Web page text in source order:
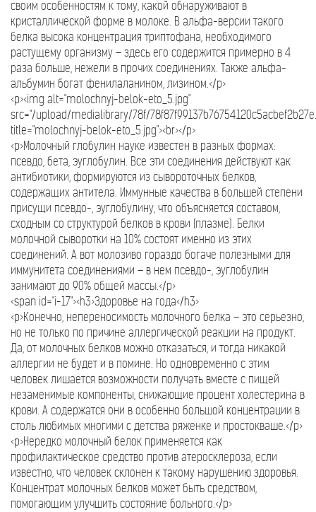
своим особенностям к тому, какой обнаруживают в
кристаллической форме в молоке. В альфа-версии такого
белка высока концентрация триптофана, необходимого
растущему организму – здесь его содержится примерно в 4
раза больше, нежели в прочих соединениях. Также альфа-
альбумин богат фенилаланином, лизином.</p>
<p><img alt="molochnyj-belok-eto_5.jpg"
src="/upload/medialibrary/78f/
title="molochnyj-belok-eto_5.jpg"><br></p>
<p>Молочный глобулин науке известен в разных формах:
псевдо, бета, эуглобулин. Все эти соединения действуют как
антибиотики, формируются из сывороточных белков,
содержащих антитела. Иммунные качества в большей степени
присущи псевдо-, эуглобулину, что объясняется составом,
сходным со структурой белков в крови (плазме). Белки
молочной сыворотки на 10% состоят именно из этих
соединений. А вот молозиво гораздо богаче полезными для
иммунитета соединениями – в нем псевдо-, эуглобулин
занимают до 90% общей массы.</p>
<span id="i-17"><h3>Здоровье на года</h3>
<p>Конечно, непереносимость молочного белка – это серьезно,
но не только по причине аллергической реакции на продукт.
Да, от молочных белков можно отказаться, и тогда никакой
аллергии не будет и в помине. Но одновременно с этим
человек лишается возможности получать вместе с пищей
незаменимые компоненты, снижающие процент холестерина в
крови. А содержатся они в особенно большой концентрации в
столь любимых многими с детства ряженке и простокваше.</p>
<p>Нередко молочный белок применяется как
профилактическое средство против атеросклероза, если
известно, что человек склонен к такому нарушению здоровья.
Концентрат молочных белков может быть средством,
помогающим улучшить состояние больного.</p>